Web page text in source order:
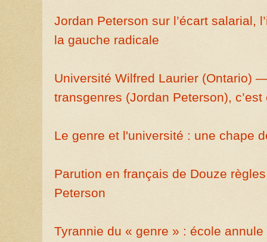
Jordan Peterson sur l’écart salarial,
la gauche radicale
Université Wilfred Laurier (Ontario)
transgenres (Jordan Peterson),
Le genre et l'université : une chape
Parution en français de Douze
Peterson
Tyrannie du « genre » : école